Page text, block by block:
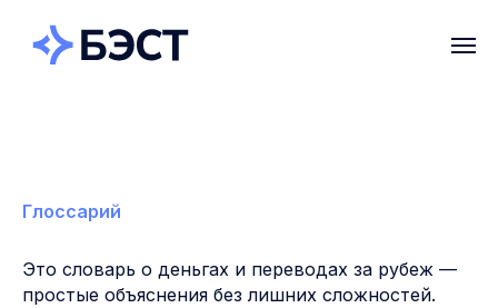
Глоссарий
Это словарь о деньгах и переводах за рубеж —
простые объяснения без лишних сложностей.